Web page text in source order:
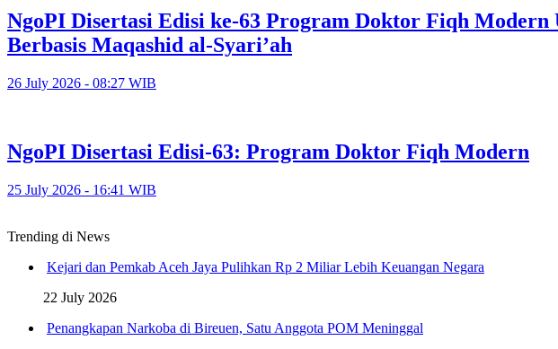
NgoPI Disertasi Edisi ke-63 Program Doktor Fiqh
Berbasis Maqashid al-Syari’ah
26 July 2026 - 08:27 WIB
NgoPI Disertasi Edisi-63: Program Doktor Fiqh Modern
25 July 2026 - 16:41 WIB
Trending di News
Kejari dan Pemkab Aceh Jaya Pulihkan Rp 2 Miliar Lebih Keuangan Negara
22 July 2026
Penangkapan Narkoba di Bireuen, Satu Anggota POM Meninggal